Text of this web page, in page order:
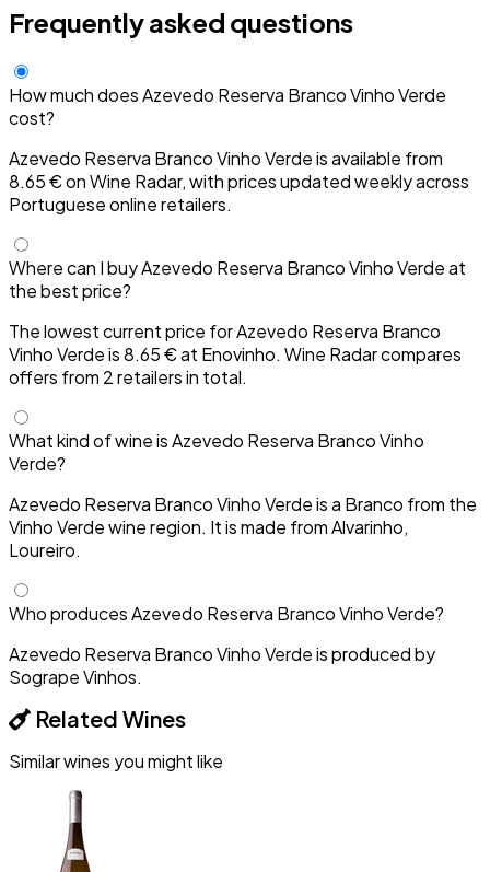
Frequently asked questions
How much does Azevedo Reserva Branco Vinho Verde
cost?
Azevedo Reserva Branco Vinho Verde is available from
8.65 € on Wine Radar, with prices updated weekly across
Portuguese online retailers.
Where can I buy Azevedo Reserva Branco Vinho Verde at
the best price?
The lowest current price for Azevedo Reserva Branco
Vinho Verde is 8.65 € at Enovinho. Wine Radar compares
offers from 2 retailers in total.
What kind of wine is Azevedo Reserva Branco Vinho
Verde?
Azevedo Reserva Branco Vinho Verde is a Branco from the
Vinho Verde wine region. It is made from Alvarinho,
Loureiro.
Who produces Azevedo Reserva Branco Vinho Verde?
Azevedo Reserva Branco Vinho Verde is produced by
Sogrape Vinhos.
Related Wines
Similar wines you might like